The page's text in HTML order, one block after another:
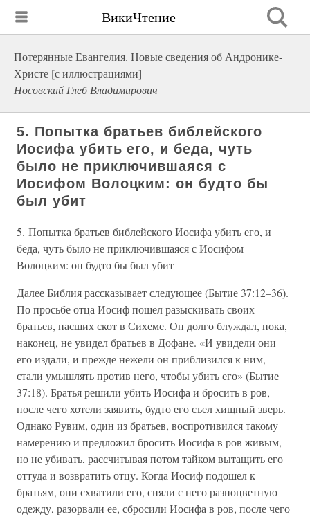
ВикиЧтение
Потерянные Евангелия. Новые сведения об Андронике-
Христе [с иллюстрациями]
Носовский Глеб Владимирович
5. Попытка братьев библейского
Иосифа убить его, и беда, чуть
было не приключившаяся с
Иосифом Волоцким: он будто бы
был убит
5. Попытка братьев библейского Иосифа убить его, и
беда, чуть было не приключившаяся с Иосифом
Волоцким: он будто бы был убит
Далее Библия рассказывает следующее (Бытие 37:12–36).
По просьбе отца Иосиф пошел разыскивать своих
братьев, пасших скот в Сихеме. Он долго блуждал, пока,
наконец, не увидел братьев в Дофане. «И увидели они
его издали, и прежде нежели он приблизился к ним,
стали умышлять против него, чтобы убить его» (Бытие
37:18). Братья решили убить Иосифа и бросить в ров,
после чего хотели заявить, будто его съел хищный зверь.
Однако Рувим, один из братьев, воспротивился такому
намерению и предложил бросить Иосифа в ров живым,
но не убивать, рассчитывая потом тайком вытащить его
оттуда и возвратить отцу. Когда Иосиф подошел к
братьям, они схватили его, сняли с него разноцветную
одежду, разорвали ее, сбросили Иосифа в ров, после чего